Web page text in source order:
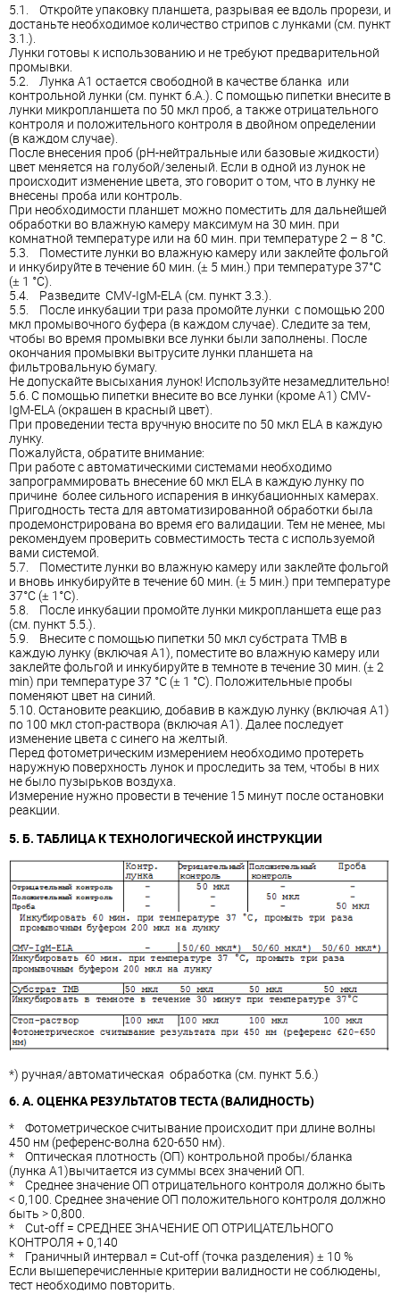
5.1. Откройте упаковку планшета, разрывая ее вдоль прорези, и
достаньте необходимое количество стрипов с лунками (см. пункт
3.1.).
Лунки готовы к использованию и не требуют предварительной
промывки.
5.2. Лунка A1 остается свободной в качестве бланка или
контрольной лунки (см. пункт 6.A.). С помощью пипетки внесите в
лунки микропланшета по 50 мкл проб, а также отрицательного
контроля и положительного контроля в двойном определении
(в каждом случае).
После внесения проб (pH-нейтральные или базовые жидкости)
цвет меняется на голубой/зеленый. Если в одной из лунок не
происходит изменение цвета, это говорит о том, что в лунку не
внесены проба или контроль.
При необходимости планшет можно поместить для дальнейшей
обработки во влажную камеру максимум на 30 мин. при
комнатной температуре или на 60 мин. при температуре 2 – 8 °C.
5.3. Поместите лунки во влажную камеру или заклейте фольгой
и инкубируйте в течение 60 мин. (± 5 мин.) при температуре 37°C
(± 1 °C).
5.4. Разведите CMV-IgM-ELA (см. пункт 3.3.).
5.5. После инкубации три раза промойте лунки с помощью 200
мкл промывочного буфера (в каждом случае). Следите за тем,
чтобы во время промывки все лунки были заполнены. После
окончания промывки вытрусите лунки планшета на
фильтровальную бумагу.
Не допускайте высыхания лунок! Используйте незамедлительно!
5.6. С помощью пипетки внесите во все лунки (кроме А1) CMV-
IgM-ELA (окрашен в красный цвет).
При проведении теста вручную вносите по 50 мкл ELA в каждую
лунку.
Пожалуйста, обратите внимание:
При работе с автоматическими системами необходимо
запрограммировать внесение 60 мкл ELA в каждую лунку по
причине более сильного испарения в инкубационных камерах.
Пригодность теста для автоматизированной обработки была
продемонстрирована во время его валидации. Тем не менее, мы
рекомендуем проверить совместимость теста с используемой
вами системой.
5.7. Поместите лунки во влажную камеру или заклейте фольгой
и вновь инкубируйте в течение 60 мин. (± 5 мин.) при температуре
37°C (± 1°C).
5.8. После инкубации промойте лунки микропланшета еще раз
(см. пункт 5.5.).
5.9. Внесите с помощью пипетки 50 мкл субстрата ТМВ в
каждую лунку (включая А1), поместите во влажную камеру или
заклейте фольгой и инкубируйте в темноте в течение 30 мин. (± 2
min) при температуре 37 °C (± 1 °C). Положительные пробы
поменяют цвет на синий.
5.10. Остановите реакцию, добавив в каждую лунку (включая А1)
по 100 мкл стоп-раствора (включая А1). Далее последует
изменение цвета с синего на желтый.
Перед фотометрическим измерением необходимо протереть
наружную поверхность лунок и проследить за тем, чтобы в них
не было пузырьков воздуха.
Измерение нужно провести в течение 15 минут после остановки
реакции.
5. Б. ТАБЛИЦА К ТЕХНОЛОГИЧЕСКОЙ ИНСТРУКЦИИ
*) ручная/автоматическая обработка (см. пункт 5.6.)
6. A. ОЦЕНКА РЕЗУЛЬТАТОВ ТЕСТА (ВАЛИДНОСТЬ)
* Фотометрическое считывание происходит при длине волны
450 нм (референс-волна 620-650 нм).
* Оптическая плотность (ОП) контрольной пробы/бланка
(лунка А1)вычитается из суммы всех значений ОП.
* Среднее значение ОП отрицательного контроля должно быть
< 0,100. Среднее значение ОП положительного контроля должно
быть > 0,800.
* Cut-off = СРЕДНЕЕ ЗНАЧЕНИЕ ОП ОТРИЦАТЕЛЬНОГО
КОНТРОЛЯ + 0,140
* Граничный интервал = Cut-off (точка разделения) ± 10 %
Если вышеперечисленные критерии валидности не соблюдены,
тест необходимо повторить.